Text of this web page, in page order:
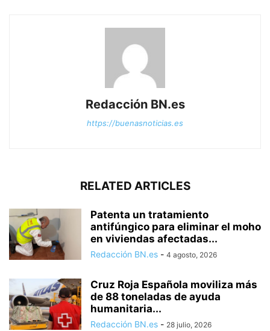
Redacción BN.es
https://buenasnoticias.es
RELATED ARTICLES
Patenta un tratamiento
antifúngico para eliminar el moho
en viviendas afectadas...
Redacción BN.es - 4 agosto, 2026
Cruz Roja Española moviliza más
de 88 toneladas de ayuda
humanitaria...
Redacción BN.es - 28 julio, 2026